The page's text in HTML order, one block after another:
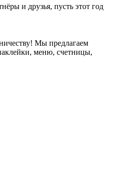
и друзья, пусть этот год
Мы предлагаем
меню, счетницы,